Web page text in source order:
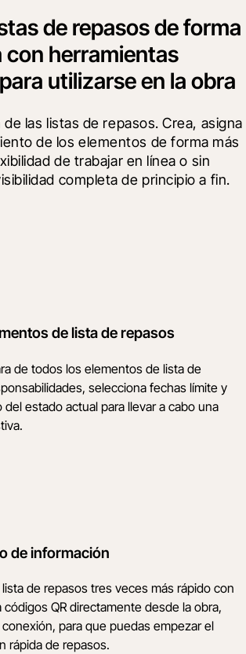
de repasos de forma
con herramientas
utilizarse en la obra
de las listas de repasos. Crea, asigna
de los elementos de forma más
de trabajar en línea o sin
completa de principio a fin.
de lista de repasos
de todos los elementos de lista de
selecciona fechas límite y
estado actual para llevar a cabo una
de información
de repasos tres veces más rápido con
códigos QR directamente desde la obra,
para que puedas empezar el
rápida de repasos.